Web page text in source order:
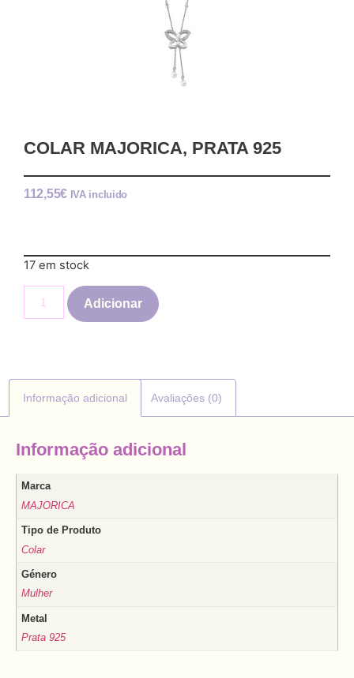
COLAR MAJORICA, PRATA 925
112,55€ IVA incluido
17 em stock
Adicionar
Informação adicional Avaliações (0)
Informação adicional
Marca
MAJORICA
Tipo de Produto
Colar
Género
Mulher
Metal
Prata 925